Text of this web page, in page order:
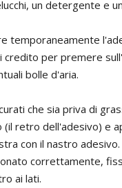
un detergente e
temporaneamente
credito per premere
bolle d'aria.
che sia priva di
(il retro dell'adesivo) e
con il nastro adesivo.
correttamente,
ai lati.